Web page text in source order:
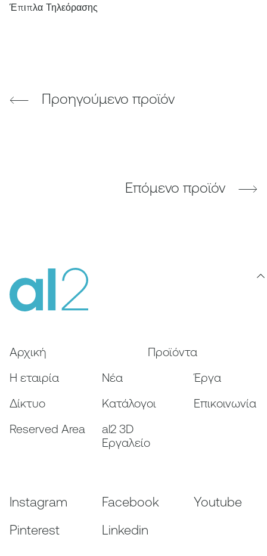
Έπιπλα Τηλεόρασης
Προηγούμενο προϊόν
Επόμενο προϊόν
Αρχική
Προϊόντα
Η εταιρία
Nέα
Έργα
Δίκτυο
Κατάλογοι
Επικοινωνία
Reserved Area
al2 3D
Εργαλείο
Instagram Facebook
Youtube
Pinterest
Linkedin